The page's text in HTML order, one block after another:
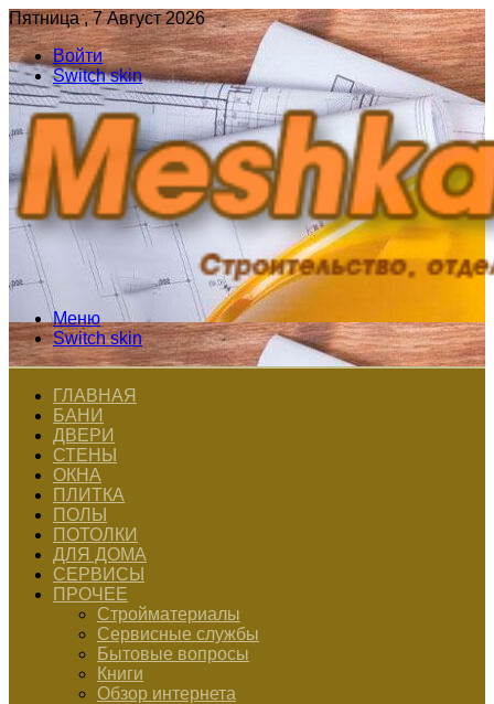
Пятница , 7 Август 2026
Войти
Switch skin
Меню
Switch skin
ГЛАВНАЯ
БАНИ
ДВЕРИ
СТЕНЫ
ОКНА
ПЛИТКА
ПОЛЫ
ПОТОЛКИ
ДЛЯ ДОМА
СЕРВИСЫ
ПРОЧЕЕ
Стройматериалы
Сервисные службы
Бытовые вопросы
Книги
Обзор интернета